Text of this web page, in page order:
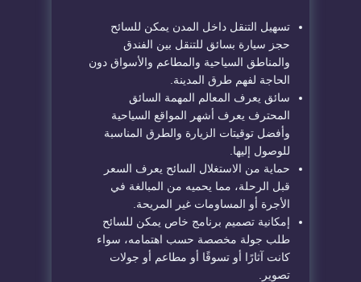
تسهيل التنقل داخل المدن يمكن للسائح
حجز سيارة بسائق للتنقل بين الفندق
والمناطق السياحية والمطاعم والأسواق دون
الحاجة لفهم طرق المدينة.
سائق يعرف المعالم المهمة السائق
المحترف يعرف أشهر المواقع السياحية
وأفضل توقيتات الزيارة والطرق المناسبة
للوصول إليها.
حماية من الاستغلال السائح يعرف السعر
قبل الرحلة، مما يحميه من المبالغة في
الأجرة أو المساومات غير المريحة.
إمكانية تصميم برنامج خاص يمكن للسائح
طلب جولة مخصصة حسب اهتمامه، سواء
كانت آثارًا أو تسوقًا أو مطاعم أو جولات
تصوير.